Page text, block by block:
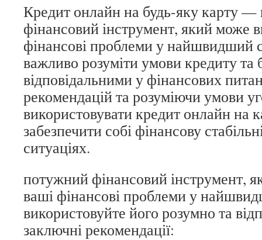
Кредит онлайн на будь-яку карту
фінансовий інструмент, який може
фінансові проблеми у найшвидший
важливо розуміти умови кредиту та
відповідальними у фінансових
рекомендацій та розуміючи умови
використовувати кредит онлайн на
забезпечити собі фінансову
ситуаціях.
потужний фінансовий інструмент,
ваші фінансові проблеми у
використовуйте його розумно та
заключні рекомендації: